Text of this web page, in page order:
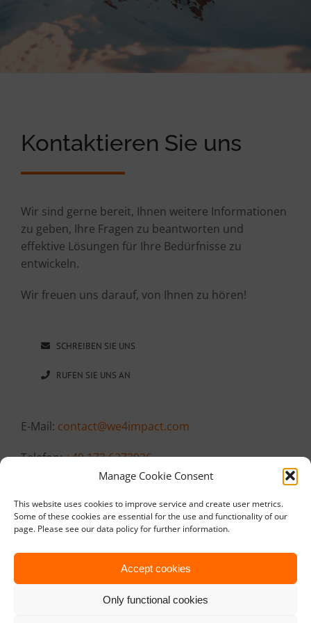
Manage Cookie Consent
This website uses cookies to improve service and create user metrics.
Some of these cookies are essential for the use and functionality of our
page. Please see our data policy for further information.
Accept cookies
Only functional cookies
Kontaktieren Sie uns
Wir sind gerne bereit, Ihnen weitere Informationen
zu geben, Ihre Fragen zu beantworten und
effektive Lösungen für Ihre Bedürfnisse zu
entwickeln.
Wir freuen uns darauf, von Ihnen zu hören!
SCHREIBEN SIE UNS
RUFEN SIE UNS AN
E-Mail: contact@we4impact.com
Telefon:+49 173 6273926